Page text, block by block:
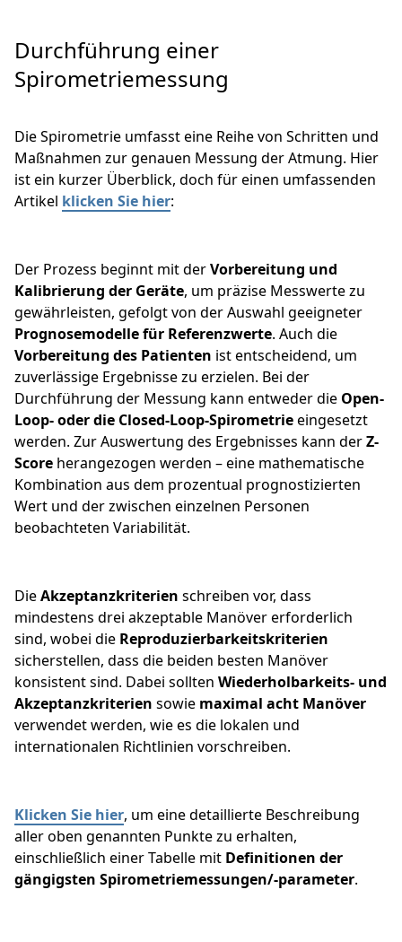
Durchführung einer
Spirometriemessung
Die Spirometrie umfasst eine Reihe von Schritten und
Maßnahmen zur genauen Messung der Atmung. Hier
ist ein kurzer Überblick, doch für einen umfassenden
Artikel klicken Sie hier:
Der Prozess beginnt mit derVorbereitung und
Kalibrierung der Geräte, um präzise Messwerte zu
gewährleisten, gefolgt von der Auswahl geeigneter
Prognosemodelle für Referenzwerte. Auch die
Vorbereitung des Patienten ist entscheidend, um
zuverlässige Ergebnisse zu erzielen. Bei der
Durchführung der Messung kann entweder die Open-
Loop- oder die Closed-Loop-Spirometrieeingesetzt
werden. Zur Auswertung des Ergebnisses kann derZ-
Score herangezogen werden – eine mathematische
Kombination aus dem prozentual prognostizierten
Wert und der zwischen einzelnen Personen
beobachteten Variabilität.
DieAkzeptanzkriterien schreiben vor, dass
mindestens drei akzeptable Manöver erforderlich
sind, wobei die Reproduzierbarkeitskriterien
sicherstellen, dass die beiden besten Manöver
konsistent sind. Dabei sollten Wiederholbarkeits- und
Akzeptanzkriterien sowie maximal acht Manöver
verwendet werden, wie es die lokalen und
internationalen Richtlinien vorschreiben.
Klicken Sie hier, um eine detaillierte Beschreibung
aller oben genannten Punkte zu erhalten,
einschließlich einer Tabelle mit Definitionen der
gängigsten Spirometriemessungen/-parameter.